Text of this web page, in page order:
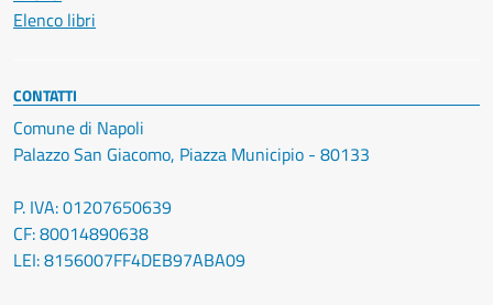
Elenco libri
CONTATTI
Comune di Napoli
Palazzo San Giacomo, Piazza Municipio - 80133
P. IVA: 01207650639
CF: 80014890638
LEI: 8156007FF4DEB97ABA09